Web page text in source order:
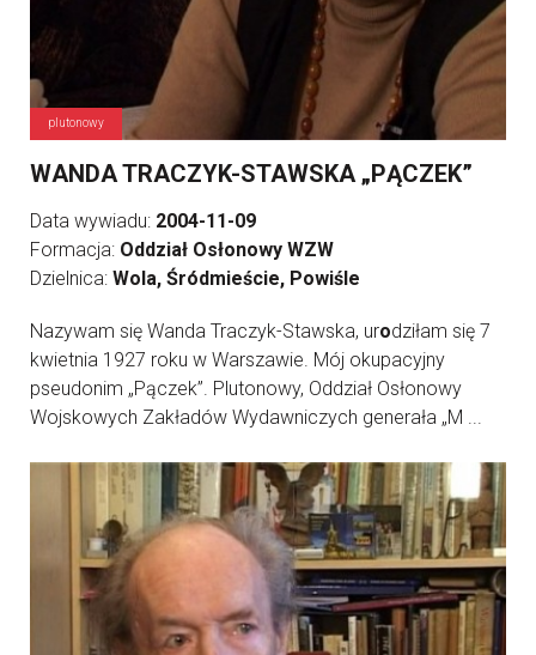
plutonowy
WANDA TRACZYK-STAWSKA „PĄCZEK”
Data wywiadu: 2004-11-09
Formacja: Oddział Osłonowy WZW
Dzielnica: Wola, Śródmieście, Powiśle
Nazywam się Wanda Traczyk-Stawska, urodziłam się 7
kwietnia 1927 roku w Warszawie. Mój okupacyjny
pseudonim „Pączek”. Plutonowy, Oddział Osłonowy
Wojskowych Zakładów Wydawniczych generała „M ...